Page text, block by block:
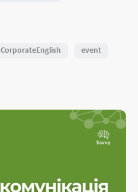
CorporateEnglish event